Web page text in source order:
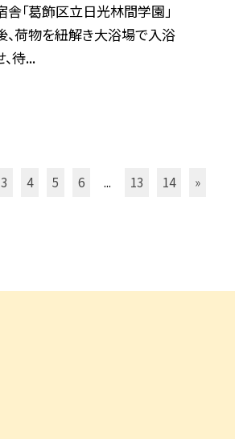
舎「葛飾区立日光林間学園」
、荷物を紐解き大浴場で入浴
待...
3 4 5 6 ... 13 14 »